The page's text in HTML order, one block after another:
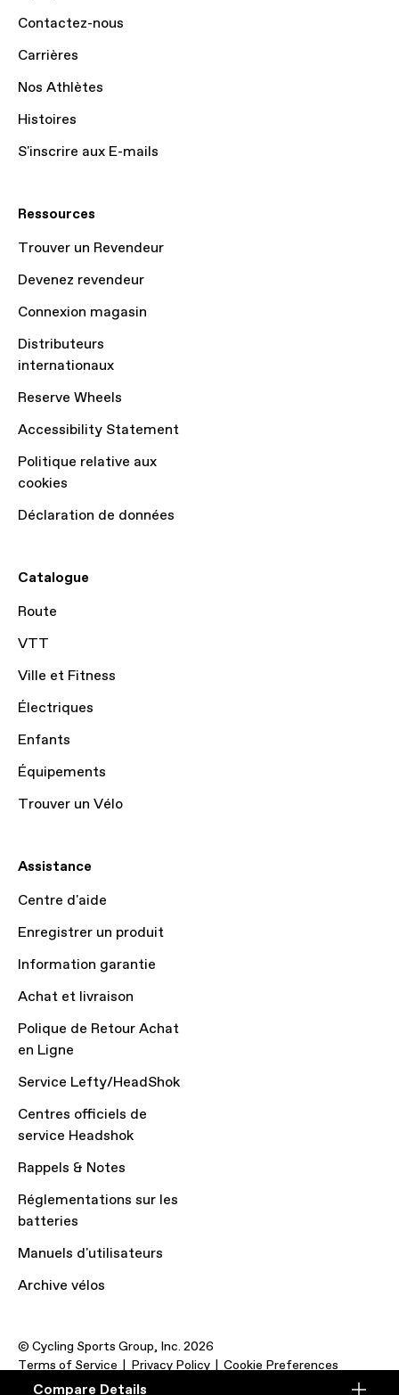
Compare Details
Contactez-nous
Carrières
Nos Athlètes
Histoires
S'inscrire aux E-mails
Ressources
Trouver un Revendeur
Devenez revendeur
Connexion magasin
Distributeurs
internationaux
Reserve Wheels
Accessibility Statement
Politique relative aux
cookies
Déclaration de données
Catalogue
Route
VTT
Ville et Fitness
Électriques
Enfants
Équipements
Trouver un Vélo
Assistance
Centre d'aide
Enregistrer un produit
Information garantie
Achat et livraison
Polique de Retour Achat
en Ligne
Service Lefty/HeadShok
Centres officiels de
service Headshok
Rappels & Notes
Réglementations sur les
batteries
Manuels d'utilisateurs
Archive vélos
© Cycling Sports Group, Inc. 2026
Terms of Service
Privacy Policy Cookie Preferences